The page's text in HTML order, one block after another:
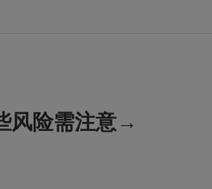
风险需注意→